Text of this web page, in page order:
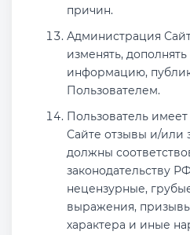
причин.
Администрация
изменять,
информацию,
Пользователем.
Пользователь
Сайте отзывы и/или
должны
законодательству
нецензурные,
выражения,
характера и иные